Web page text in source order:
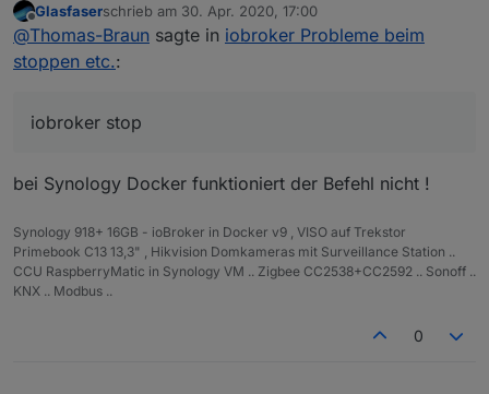
root angemeldet bist, dann brauchst du auch
kein 'sudo' um an root-Rechte zukommen.
würde da mal den Fixer drüberjagen, da stimmt
Offline
Glasfaserschrieb am 30. Apr. 2020, 17:00
zuletzt editiert von
@Thomas-Braun sagte in iobroker Probleme beim
stoppen etc.:
iobroker stop
bei Synology Docker funktioniert der Befehl nicht !
Synology 918+ 16GB - ioBroker in Docker v9 , VISO auf Trekstor
Primebook C13 13,3" , Hikvision Domkameras mit Surveillance Station ..
CCU RaspberryMatic in Synology VM .. Zigbee CC2538+CC2592 .. Sonoff ..
KNX .. Modbus ..
0